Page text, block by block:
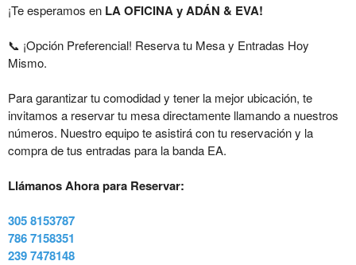
¡Te esperamos en LA OFICINA y ADÁN & EVA!
​📞 ¡Opción Preferencial! Reserva tu Mesa y Entradas Hoy
Mismo.
​Para garantizar tu comodidad y tener la mejor ubicación, te
invitamos a reservar tu mesa directamente llamando a nuestros
números. Nuestro equipo te asistirá con tu reservación y la
compra de tus entradas para la banda EA.
​Llámanos Ahora para Reservar:
​305 8153787
​786 7158351
​239 7478148